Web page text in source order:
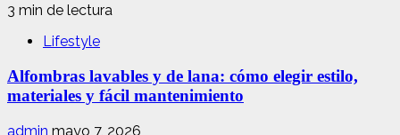
3 min de lectura
Lifestyle
Alfombras lavables y de lana: cómo elegir estilo,
materiales y fácil mantenimiento
admin mayo 7, 2026